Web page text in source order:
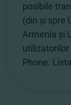
posibile
(din și spre
Armenia și
utilizatorilor
Phone.